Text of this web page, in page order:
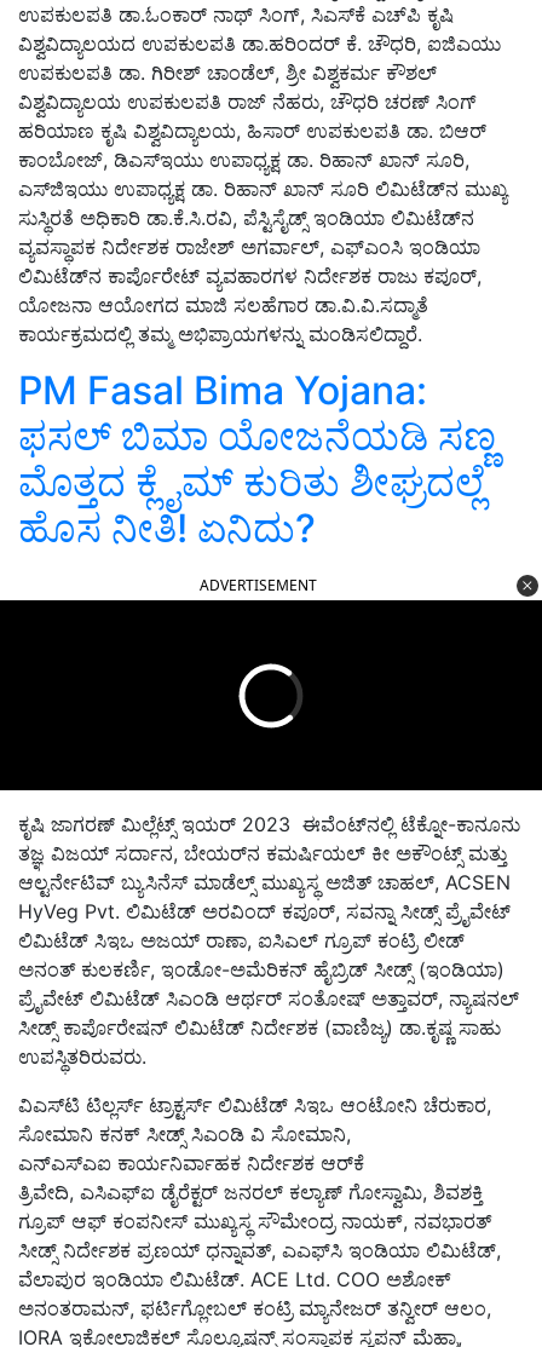
ಉಪಕುಲಪತಿ ಡಾ.ಓಂಕಾರ್ ನಾಥ್ ಸಿಂಗ್, ಸಿಎಸ್‌ಕೆ ಎಚ್‌ಪಿ ಕೃಷಿ
ವಿಶ್ವವಿದ್ಯಾಲಯದ ಉಪಕುಲಪತಿ ಡಾ.ಹರಿಂದರ್ ಕೆ. ಚೌಧರಿ, ಐಜಿಎಯು
ಉಪಕುಲಪತಿ ಡಾ. ಗಿರೀಶ್ ಚಾಂಡೆಲ್, ಶ್ರೀ ವಿಶ್ವಕರ್ಮ ಕೌಶಲ್
ವಿಶ್ವವಿದ್ಯಾಲಯ ಉಪಕುಲಪತಿ ರಾಜ್ ನೆಹರು, ಚೌಧರಿ ಚರಣ್ ಸಿಂಗ್
ಹರಿಯಾಣ ಕೃಷಿ ವಿಶ್ವವಿದ್ಯಾಲಯ, ಹಿಸಾರ್ ಉಪಕುಲಪತಿ ಡಾ. ಬಿಆರ್
ಕಾಂಬೋಜ್, ಡಿಎಸ್‌ಇಯು ಉಪಾಧ್ಯಕ್ಷ ಡಾ. ರಿಹಾನ್ ಖಾನ್ ಸೂರಿ,
ಎಸ್‌ಜಿಇಯು ಉಪಾಧ್ಯಕ್ಷ ಡಾ. ರಿಹಾನ್ ಖಾನ್ ಸೂರಿ ಲಿಮಿಟೆಡ್‌ನ ಮುಖ್ಯ
ಸುಸ್ಥಿರತೆ ಅಧಿಕಾರಿ ಡಾ.ಕೆ.ಸಿ.ರವಿ, ಪೆಸ್ಟಿಸೈಡ್ಸ್ ಇಂಡಿಯಾ ಲಿಮಿಟೆಡ್‌ನ
ವ್ಯವಸ್ಥಾಪಕ ನಿರ್ದೇಶಕ ರಾಜೇಶ್ ಅಗರ್ವಾಲ್, ಎಫ್‌ಎಂಸಿ ಇಂಡಿಯಾ
ಲಿಮಿಟೆಡ್‌ನ ಕಾರ್ಪೊರೇಟ್ ವ್ಯವಹಾರಗಳ ನಿರ್ದೇಶಕ ರಾಜು ಕಪೂರ್,
ಯೋಜನಾ ಆಯೋಗದ ಮಾಜಿ ಸಲಹೆಗಾರ ಡಾ.ವಿ.ವಿ.ಸದ್ಮಾತೆ
ಕಾರ್ಯಕ್ರಮದಲ್ಲಿ ತಮ್ಮ ಅಭಿಪ್ರಾಯಗಳನ್ನು ಮಂಡಿಸಲಿದ್ದಾರೆ.
PM Fasal Bima Yojana:
ಫಸಲ್‌ ಬಿಮಾ ಯೋಜನೆಯಡಿ ಸಣ್ಣ
ಮೊತ್ತದ ಕ್ಲೈಮ್‌ ಕುರಿತು ಶೀಘ್ರದಲ್ಲೆ
ಹೊಸ ನೀತಿ! ಏನಿದು?
ADVERTISEMENT
ಕೃಷಿ ಜಾಗರಣ್ ಮಿಲ್ಲೆಟ್ಸ್ ಇಯರ್ 2023 ಈವೆಂಟ್‌ನಲ್ಲಿ ಟೆಕ್ನೋ-ಕಾನೂನು
ತಜ್ಞ ವಿಜಯ್ ಸರ್ದಾನ, ಬೇಯರ್‌ನ ಕಮರ್ಷಿಯಲ್ ಕೀ ಅಕೌಂಟ್ಸ್ ಮತ್ತು
ಆಲ್ಟರ್ನೇಟಿವ್ ಬ್ಯುಸಿನೆಸ್ ಮಾಡೆಲ್ಸ್ ಮುಖ್ಯಸ್ಥ ಅಜಿತ್ ಚಾಹಲ್, ACSEN
HyVeg Pvt. ಲಿಮಿಟೆಡ್ ಅರವಿಂದ್ ಕಪೂರ್, ಸವನ್ನಾ ಸೀಡ್ಸ್ ಪ್ರೈವೇಟ್
ಲಿಮಿಟೆಡ್ ಸಿಇಒ ಅಜಯ್ ರಾಣಾ, ಐಸಿಎಲ್ ಗ್ರೂಪ್ ಕಂಟ್ರಿ ಲೀಡ್
ಅನಂತ್ ಕುಲಕರ್ಣಿ, ಇಂಡೋ-ಅಮೆರಿಕನ್ ಹೈಬ್ರಿಡ್ ಸೀಡ್ಸ್ (ಇಂಡಿಯಾ)
ಪ್ರೈವೇಟ್ ಲಿಮಿಟೆಡ್ ಸಿಎಂಡಿ ಆರ್ಥರ್ ಸಂತೋಷ್ ಅತ್ತಾವರ್, ನ್ಯಾಷನಲ್
ಸೀಡ್ಸ್ ಕಾರ್ಪೊರೇಷನ್ ಲಿಮಿಟೆಡ್ ನಿರ್ದೇಶಕ (ವಾಣಿಜ್ಯ) ಡಾ.ಕೃಷ್ಣ ಸಾಹು
ಉಪಸ್ಥಿತರಿರುವರು.
ವಿಎಸ್‌ಟಿ ಟಿಲ್ಲರ್ಸ್ ಟ್ರಾಕ್ಟರ್ಸ್ ಲಿಮಿಟೆಡ್ ಸಿಇಒ ಆಂಟೋನಿ ಚೆರುಕಾರ,
ಸೋಮಾನಿ ಕನಕ್ ಸೀಡ್ಸ್ ಸಿಎಂಡಿ ವಿ ಸೋಮಾನಿ,
ಎನ್‌ಎಸ್‌ಎಐ ಕಾರ್ಯನಿರ್ವಾಹಕ ನಿರ್ದೇಶಕ ಆರ್‌ಕೆ
ತ್ರಿವೇದಿ, ಎಸಿಎಫ್‌ಐ ಡೈರೆಕ್ಟರ್ ಜನರಲ್ ಕಲ್ಯಾಣ್ ಗೋಸ್ವಾಮಿ, ಶಿವಶಕ್ತಿ
ಗ್ರೂಪ್ ಆಫ್ ಕಂಪನೀಸ್ ಮುಖ್ಯಸ್ಥ ಸೌಮೇಂದ್ರ ನಾಯಕ್, ನವಭಾರತ್
ಸೀಡ್ಸ್ ನಿರ್ದೇಶಕ ಪ್ರಣಯ್ ಧನ್ನಾವತ್, ಎಎಫ್‌ಸಿ ಇಂಡಿಯಾ ಲಿಮಿಟೆಡ್,
ವೆಲಾಪುರ ಇಂಡಿಯಾ ಲಿಮಿಟೆಡ್. ACE Ltd. COO ಅಶೋಕ್
ಅನಂತರಾಮನ್, ಫರ್ಟಿಗ್ಲೋಬಲ್ ಕಂಟ್ರಿ ಮ್ಯಾನೇಜರ್ ತನ್ವೀರ್ ಆಲಂ,
IORA ಇಕೋಲಾಜಿಕಲ್ ಸೊಲ್ಯೂಷನ್ಸ್ ಸಂಸ್ಥಾಪಕ ಸ್ವಪನ್ ಮೆಹ್ರಾ,